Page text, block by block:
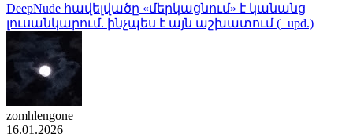
DeepNude հավելվածը «մերկացնում» է կանանց
լուսանկարում. ինչպես է այն աշխատում (+upd.)
zomhlengone
16.01.2026